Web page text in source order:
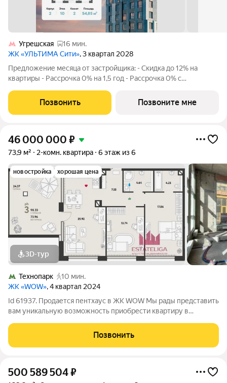
Угрешская
16 мин.
ЖК «УЛЬТИМА Сити», 3 квартал 2028
Предложение месяца от застройщика: - Скидка до 12% на
квартиры - Рассрочка 0% на 1,5 год - Рассрочка 0% с
7% на 7 лет - Семейная ипотека без удорожания, ставка 4% -
Ипотека для всех на весь
Позвонить Позвоните мне
46 000 000 ₽
73,9 м² 2-комн. квартира 6 этаж из 6
новостройка хорошая цена
3D-тур
Технопарк
10 мин.
ЖК «WOW», 4 квартал 2024
Id 61937. Продается пентхаус в ЖК WOW Мы рады представить
вам уникальную возможность приобрести квартиру в
комфортной жизни и счастливого будущего! Эта квартира ваш
шанс на стильное и удобное
Позвонить
500 589 504₽